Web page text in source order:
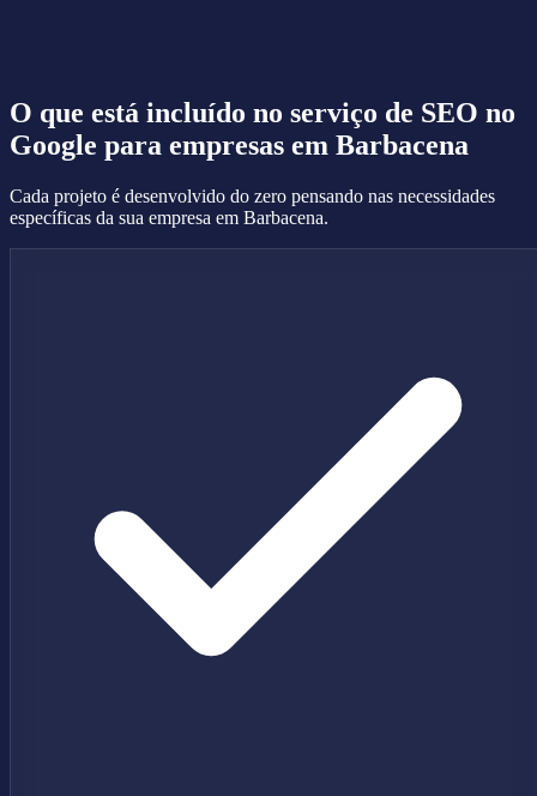
O que está incluído no serviço de SEO no
Google para empresas em Barbacena
Cada projeto é desenvolvido do zero pensando nas necessidades
específicas da sua empresa em Barbacena.